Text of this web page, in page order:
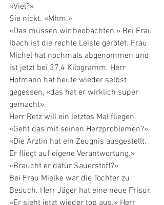
«Viel?»
Sie nickt. «Mhm.»
«Das müssen wir beobachten.» Bei Frau
Ibach ist die rechte Leiste gerötet. Frau
Michel hat nochmals abgenommen und
ist jetzt bei 37,4 Kilogramm. Herr
Hofmann hat heute wieder selbst
gegessen, «das hat er wirklich super
gemacht».
Herr Retz will ein letztes Mal fliegen.
«Geht das mit seinen Herzproblemen?»
«Die Ärztin hat ein Zeugnis ausgestellt.
Er fliegt auf eigene Verantwortung.»
«Braucht er dafür Sauerstoff?»
Bei Frau Mielke war die Tochter zu
Besuch. Herr Jäger hat eine neue Frisur.
«Er sieht jetzt wieder top aus.» Herr